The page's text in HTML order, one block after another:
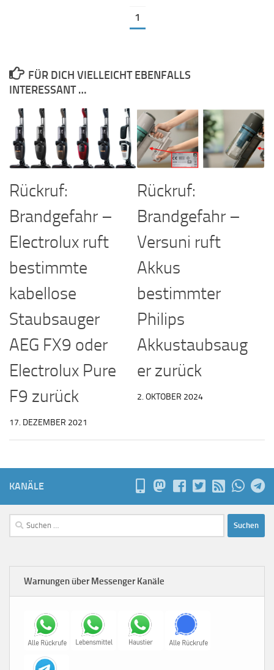
1
FÜR DICH VIELLEICHT EBENFALLS
INTERESSANT …
Rückruf:
Brandgefahr –
Electrolux ruft
bestimmte
kabellose
Staubsauger
AEG FX9 oder
Electrolux Pure
F9 zurück
17. DEZEMBER 2021
Rückruf:
Brandgefahr –
Versuni ruft
Akkus
bestimmter
Philips
Akkustaubsaug
er zurück
2. OKTOBER 2024
KANÄLE
Suchen
nach:
Warnungen über Messenger Kanäle